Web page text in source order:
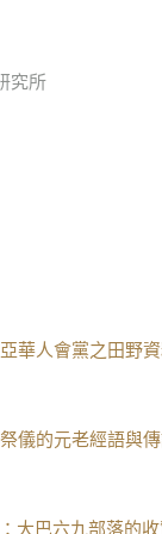
究所
華人會黨之田野
儀的元老經語與
大巴六九部落的